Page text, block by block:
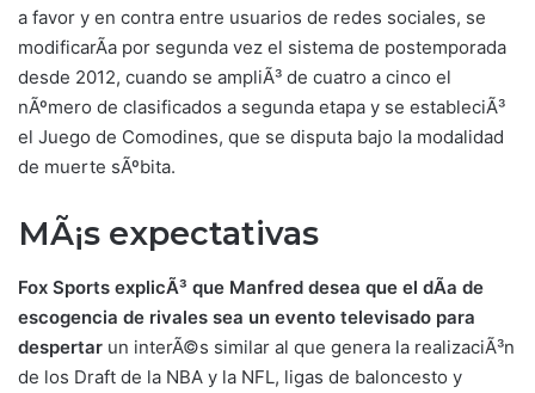
a favor y en contra entre usuarios de redes sociales, se
modificarÃ­a por segunda vez el sistema de postemporada
desde 2012, cuando se ampliÃ³ de cuatro a cinco el
nÃºmero de clasificados a segunda etapa y se estableciÃ³
el Juego de Comodines, que se disputa bajo la modalidad
de muerte sÃºbita.
MÃ¡s expectativas
Fox Sports explicÃ³ que Manfred desea que el dÃ­a de
escogencia de rivales sea un evento televisado para
despertar un interÃ©s similar al que genera la realizaciÃ³n
de los Draft de la NBA y la NFL, ligas de baloncesto y